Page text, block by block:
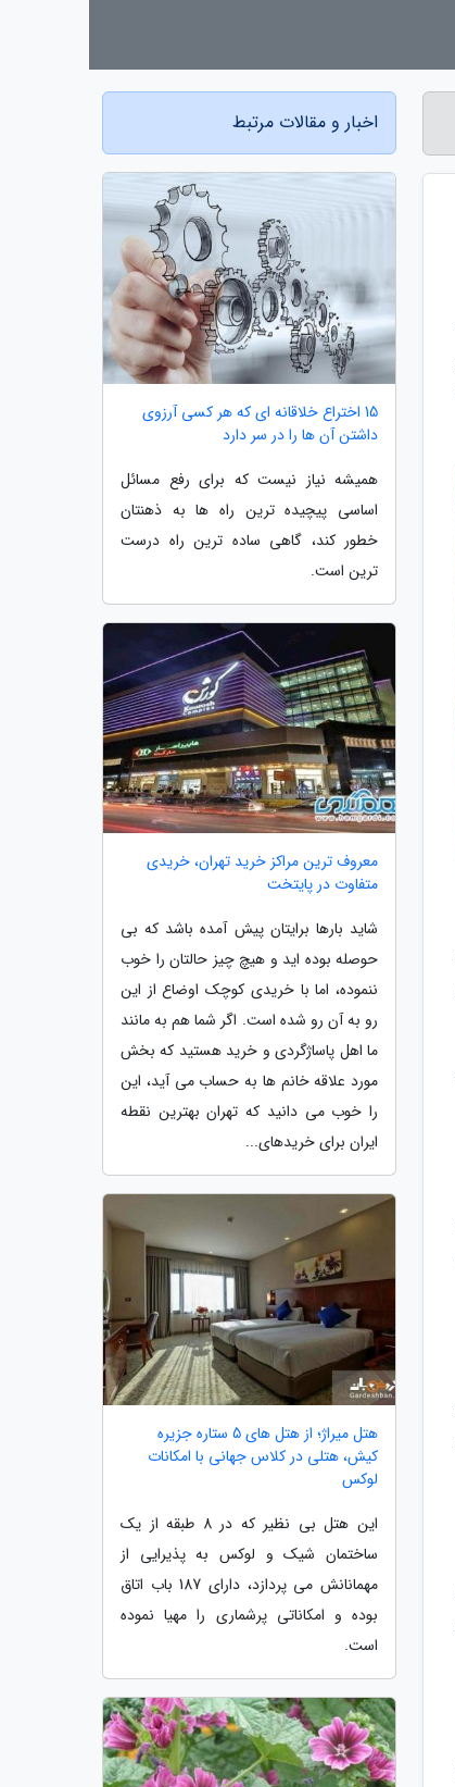
اخبار و مقالات مرتبط
15 اختراع خلاقانه ای که هر کسی آرزوی
داشتن آن ها را در سر دارد
همیشه نیاز نیست که برای رفع مسائل
اساسی پیچیده ترین راه ها به ذهنتان
خطور کند، گاهی ساده ترین راه درست
ترین است.
معروف ترین مراکز خرید تهران، خریدی
متفاوت در پایتخت
شاید بارها برایتان پیش آمده باشد که بی
حوصله بوده اید و هیچ چیز حالتان را خوب
ننموده، اما با خریدی کوچک اوضاع از این
رو به آن رو شده است. اگر شما هم به مانند
ما اهل پاساژگردی و خرید هستید که بخش
مورد علاقه خانم ها به حساب می آید، این
را خوب می دانید که تهران بهترین نقطه
ایران برای خریدهای...
هتل میراژ؛ از هتل های 5 ستاره جزیره
کیش، هتلی در کلاس جهانی با امکانات
لوکس
این هتل بی نظیر که در 8 طبقه از یک
ساختمان شیک و لوکس به پذیرایی از
مهمانانش می پردازد، دارای 187 باب اتاق
بوده و امکاناتی پرشماری را مهیا نموده
است.